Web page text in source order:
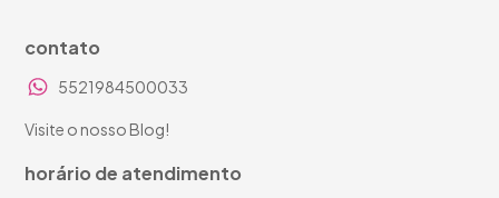
contato
5521984500033
Visite o nosso Blog!
horário de atendimento